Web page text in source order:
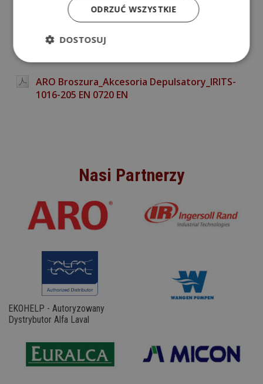
MICON Katalog
ALBIN Broszura_Pompy perystaltyczne
ARO Broszura_Akcesoria Depulsatory_IRITS-
1016-205 EN 0720 EN
Nasi Partnerzy
EKOHELP - Autoryzowany
Dystrybutor Alfa Laval
ODRZUĆ WSZYSTKIE
DOSTOSUJ